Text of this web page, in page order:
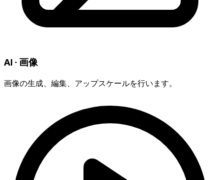
AI · 画像
画像の生成、編集、アップスケールを行います。